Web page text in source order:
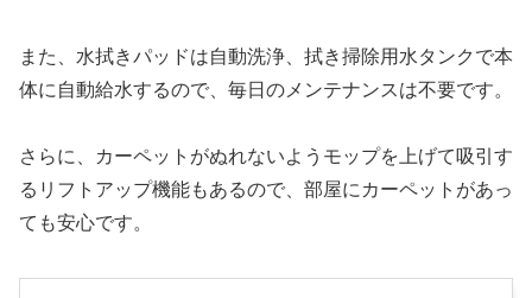
また、水拭きパッドは自動洗浄、拭き掃除用水タンクで本
体に自動給水するので、毎日のメンテナンスは不要です。
さらに、カーペットがぬれないようモップを上げて吸引す
るリフトアップ機能もあるので、部屋にカーペットがあっ
ても安心です。